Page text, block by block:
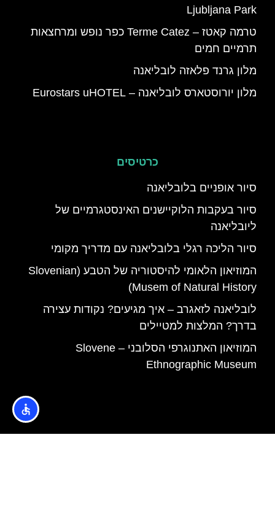
Ljubljana Park
טרמה קאטז – Terme Catez כפר נופש ומרחצאות
תרמיים חמים
מלון גרנד פלאזה לובליאנה
מלון יורוסטארס לובליאנה – Eurostars uHOTEL
כרטיסים
סיור אופניים בלובליאנה
סיור בעקבות הלוקיישנים האינסטגרמיים של
ליובליאנה
סיור הליכה רגלי בלובליאנה עם מדריך מקומי
המוזיאון הלאומי להיסטוריה של הטבע (Slovenian
Musem of Natural History)
לובליאנה לזאגרב – איך מגיעים? נקודות עצירה
בדרך? המלצות למטיילים
המוזיאון האתנוגרפי הסלובני – Slovene
Ethnographic Museum